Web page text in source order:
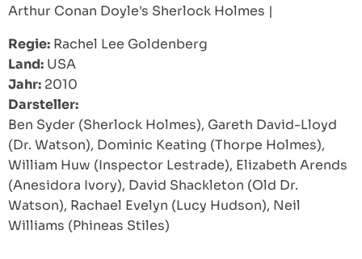
Arthur Conan Doyle's Sherlock Holmes |
Regie: Rachel Lee Goldenberg
Land: USA
Jahr: 2010
Darsteller:
Ben Syder (Sherlock Holmes), Gareth David-Lloyd
(Dr. Watson), Dominic Keating (Thorpe Holmes),
William Huw (Inspector Lestrade), Elizabeth Arends
(Anesidora Ivory), David Shackleton (Old Dr.
Watson), Rachael Evelyn (Lucy Hudson), Neil
Williams (Phineas Stiles)